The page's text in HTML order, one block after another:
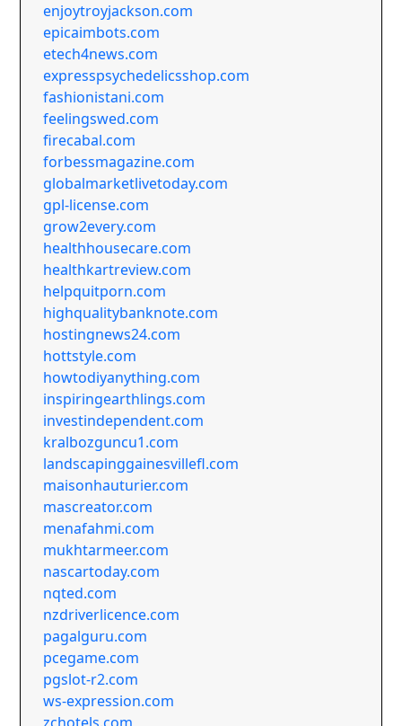
enjoytroyjackson.com
epicaimbots.com
etech4news.com
expresspsychedelicsshop.com
fashionistani.com
feelingswed.com
firecabal.com
forbessmagazine.com
globalmarketlivetoday.com
gpl-license.com
grow2every.com
healthhousecare.com
healthkartreview.com
helpquitporn.com
highqualitybanknote.com
hostingnews24.com
hottstyle.com
howtodiyanything.com
inspiringearthlings.com
investindependent.com
kralbozguncu1.com
landscapinggainesvillefl.com
maisonhauturier.com
mascreator.com
menafahmi.com
mukhtarmeer.com
nascartoday.com
nqted.com
nzdriverlicence.com
pagalguru.com
pcegame.com
pgslot-r2.com
ws-expression.com